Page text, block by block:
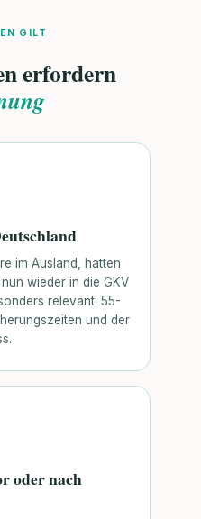
GILT
erfordern
im Ausland, hatten
wieder in die GKV
relevant: 55-
und der
oder nach